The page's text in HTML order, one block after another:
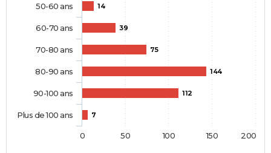
14
39
75
144
112
7
50-60 ans
60-70 ans
70-80 ans
80-90 ans
90-100 ans
Plus de 100 ans
0 50 100 150 200